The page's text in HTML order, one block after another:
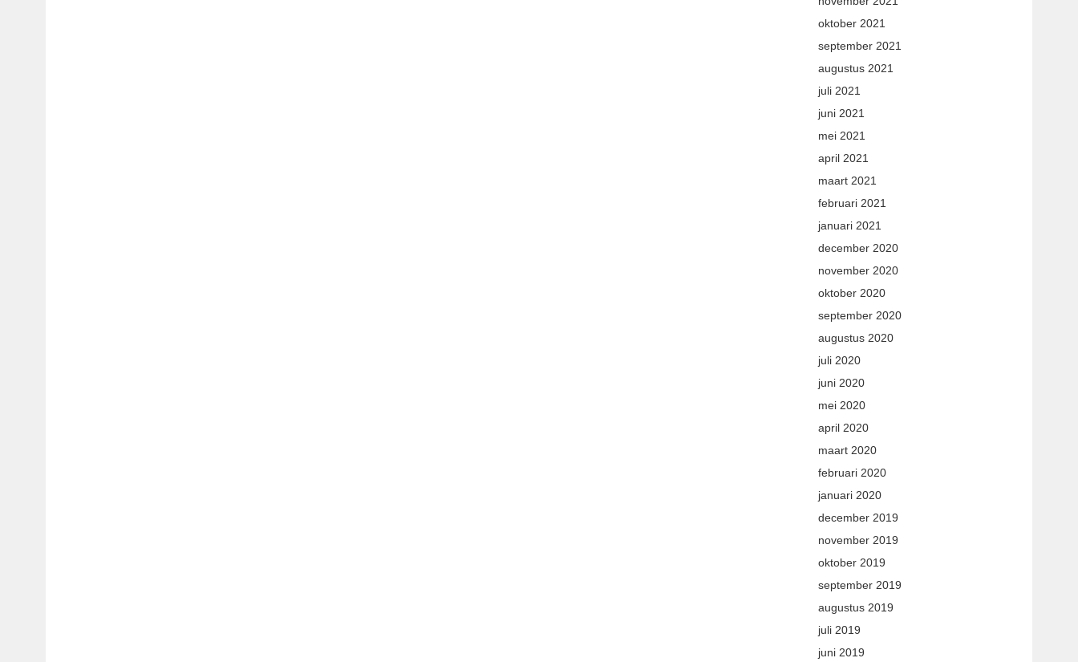
oktober 2021
september 2021
augustus 2021
juli 2021
juni 2021
mei 2021
april 2021
maart 2021
februari 2021
januari 2021
december 2020
november 2020
oktober 2020
september 2020
augustus 2020
juli 2020
juni 2020
mei 2020
april 2020
maart 2020
februari 2020
januari 2020
december 2019
november 2019
oktober 2019
september 2019
augustus 2019
juli 2019
juni 2019